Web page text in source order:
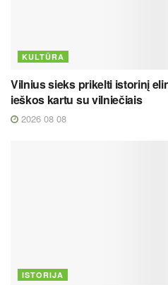
KULTŪRA
Vilnius sieks prikelti istorinį
ieškos kartu su vilniečiais
2026 08 08
ISTORIJA